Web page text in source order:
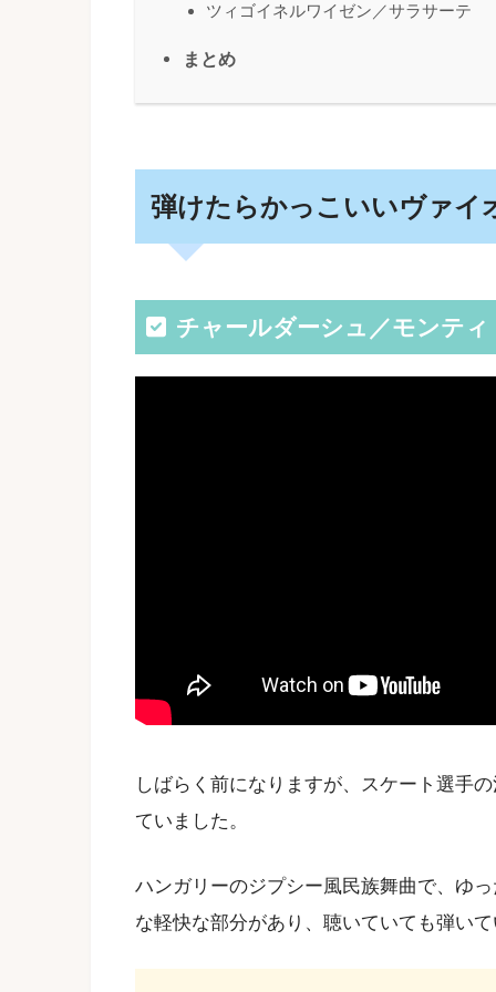
ツィゴイネルワイゼン／サラサーテ
まとめ
弾けたらかっこいいヴァイ
チャールダーシュ／モンティ
しばらく前になりますが、スケート選手
ていました。
ハンガリーのジプシー風民族舞曲で、ゆ
な軽快な部分があり、聴いていても弾い